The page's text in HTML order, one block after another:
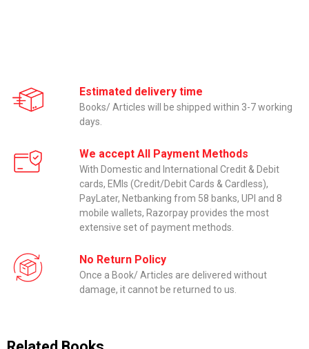
Estimated delivery time
Books/ Articles will be shipped within 3-7 working
days.
We accept All Payment Methods
With Domestic and International Credit & Debit
cards, EMIs (Credit/Debit Cards & Cardless),
PayLater, Netbanking from 58 banks, UPI and 8
mobile wallets, Razorpay provides the most
extensive set of payment methods.
No Return Policy
Once a Book/ Articles are delivered without
damage, it cannot be returned to us.